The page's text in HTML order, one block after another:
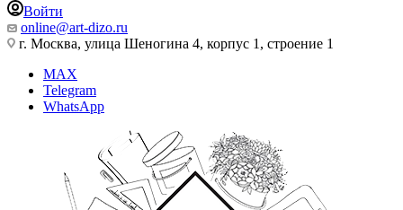
Войти
online@art-dizo.ru
г. Москва, улица Шеногина 4, корпус 1, строение 1
MAX
Telegram
WhatsApp